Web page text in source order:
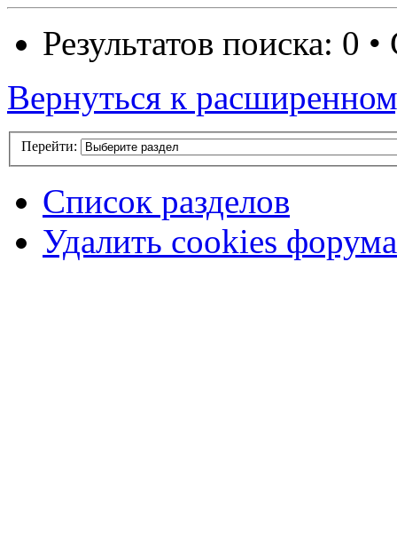
Результатов поиска: 0
Вернуться к
Перейти:
Список разделов
Удалить cookies форума